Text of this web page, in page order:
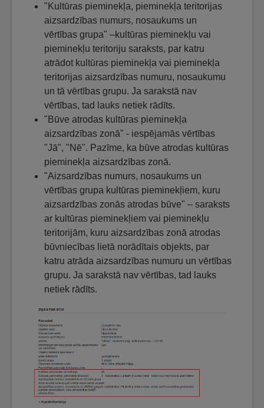
"Kultūras pieminekļa, pieminekļa teritorijas
aizsardzības numurs, nosaukums un
vērtības grupa" –kultūras pieminekļu vai
pieminekļu teritoriju saraksts, par katru
atrādot kultūras pieminekļa vai pieminekļa
teritorijas aizsardzības numuru, nosaukumu
un tā vērtības grupu. Ja sarakstā nav
vērtības, tad lauks netiek rādīts.
"Būve atrodas kultūras pieminekļa
aizsardzības zonā" - iespējamās vērtības
"Jā", "Nē". Pazīme, ka būve atrodas kultūras
pieminekļa aizsardzības zonā.
"Aizsardzības numurs, nosaukums un
vērtības grupa kultūras pieminekļiem, kuru
aizsardzības zonās atrodas būve" – saraksts
ar kultūras pieminekļiem vai pieminekļu
teritorijām, kuru aizsardzības zonā atrodas
būvniecības lietā norādītais objekts, par
katru atrāda aizsardzības numuru un vērtības
grupu. Ja sarakstā nav vērtības, tad lauks
netiek rādīts.